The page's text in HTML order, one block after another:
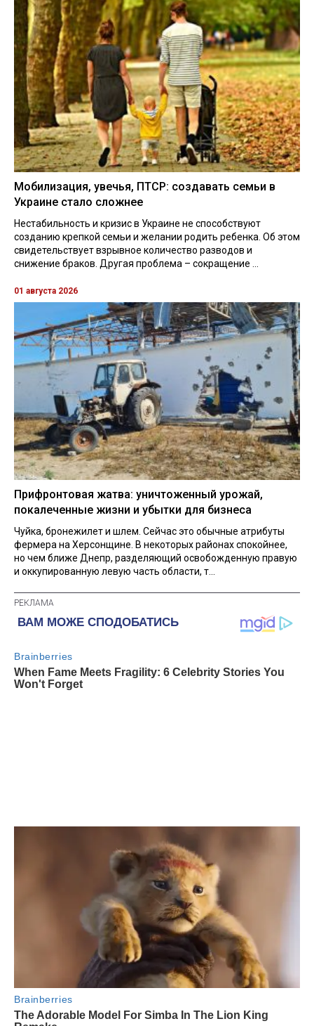
Мобилизация, увечья, ПТСР: создавать семьи в
Украине стало сложнее
Нестабильность и кризис в Украине не способствуют
созданию крепкой семьи и желании родить ребенка. Об этом
свидетельствует взрывное количество разводов и
снижение браков. Другая проблема – сокращение ...
01 августа 2026
Прифронтовая жатва: уничтоженный урожай,
покалеченные жизни и убытки для бизнеса
Чуйка, бронежилет и шлем. Сейчас это обычные атрибуты
фермера на Херсонщине. В некоторых районах спокойнее,
но чем ближе Днепр, разделяющий освобожденную правую
и оккупированную левую часть области, т...